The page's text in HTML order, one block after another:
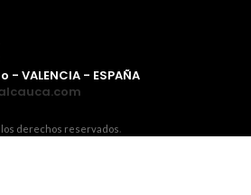
VALENCIA - ESPAÑA
los derechos reservados